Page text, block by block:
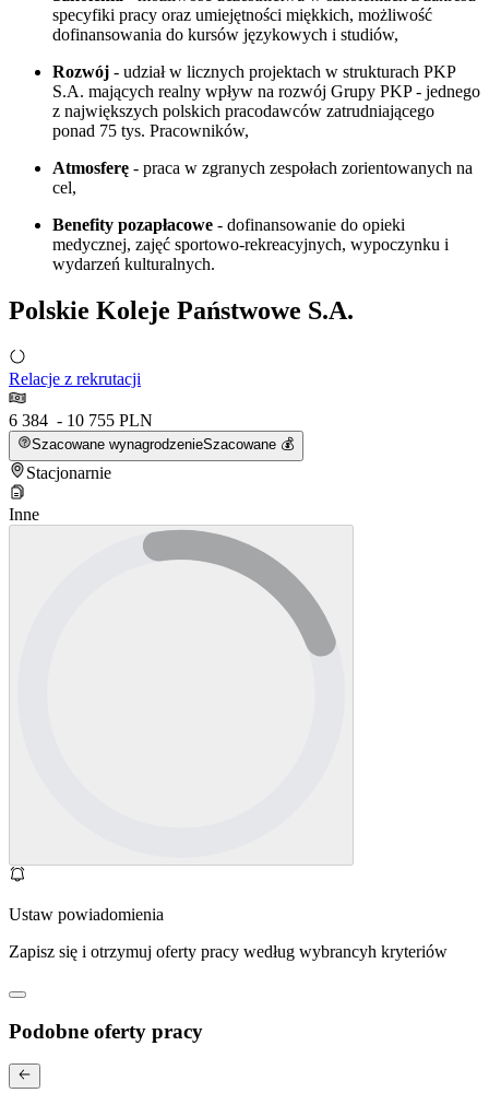
specyfiki pracy oraz umiejętności miękkich, możliwość
dofinansowania do kursów językowych i studiów,
Rozwój - udział w licznych projektach w strukturach PKP
S.A. mających realny wpływ na rozwój Grupy PKP - jednego
z największych polskich pracodawców zatrudniającego
ponad 75 tys. Pracowników,
Atmosferę - praca w zgranych zespołach zorientowanych na
cel,
Benefity pozapłacowe - dofinansowanie do opieki
medycznej, zajęć sportowo-rekreacyjnych, wypoczynku i
wydarzeń kulturalnych.
Polskie Koleje Państwowe S.A.
Relacje z rekrutacji
6 384 - 10 755 PLN
Szacowane wynagrodzenieSzacowane 💰
Stacjonarnie
Inne
Ustaw powiadomienia
Zapisz się i otrzymuj oferty pracy według wybrancyh kryteriów
Podobne oferty pracy